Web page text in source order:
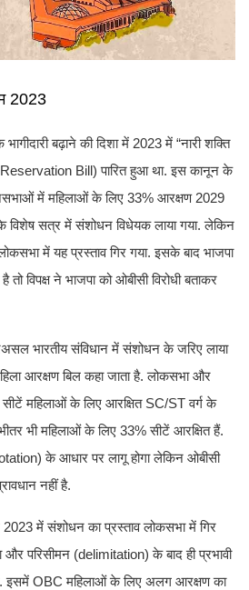
2023
बढ़ाने की दिशा में 2023 में “नारी शक्ति
Bill) पारित हुआ था. इस कानून के
में महिलाओं के लिए 33% आरक्षण 2029
सत्र में संशोधन विधेयक लाया गया. लेकिन
में यह प्रस्ताव गिर गया. इसके बाद भाजपा
है तो विपक्ष ने भाजपा को ओबीसी विरोधी बताकर
भारतीय संविधान में संशोधन के जरिए लाया
आरक्षण बिल कहा जाता है. लोकसभा और
महिलाओं के लिए आरक्षित SC/ST वर्ग के
भी महिलाओं के लिए 33% सीटें आरक्षित हैं.
के आधार पर लागू होगा लेकिन ओबीसी
नहीं है.
में संशोधन का प्रस्ताव लोकसभा में गिर
परिसीमन (delimitation) के बाद ही प्रभावी
इसमें OBC महिलाओं के लिए अलग आरक्षण का